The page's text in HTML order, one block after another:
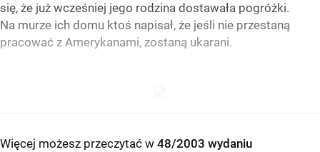
się, że już wcześniej jego rodzina dostawała pogróżki.
Na murze ich domu ktoś napisał, że jeśli nie przestaną
pracować z Amerykanami, zostaną ukarani.
Więcej możesz przeczytać w 48/2003 wydaniu